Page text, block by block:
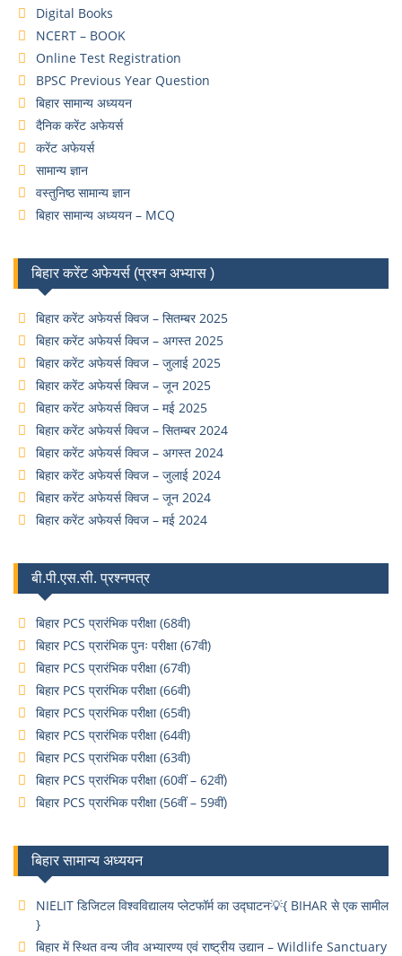
Digital Books
NCERT – BOOK
Online Test Registration
BPSC Previous Year Question
बिहार सामान्य अध्ययन
दैनिक करेंट अफेयर्स
करेंट अफेयर्स
सामान्य ज्ञान
वस्तुनिष्ठ सामान्य ज्ञान
बिहार सामान्य अध्ययन – MCQ
बिहार करेंट अफेयर्स (प्रश्न अभ्यास )
बिहार करेंट अफेयर्स क्विज – सितम्बर 2025
बिहार करेंट अफेयर्स क्विज – अगस्त 2025
बिहार करेंट अफेयर्स क्विज – जुलाई 2025
बिहार करेंट अफेयर्स क्विज – जून 2025
बिहार करेंट अफेयर्स क्विज – मई 2025
बिहार करेंट अफेयर्स क्विज – सितम्बर 2024
बिहार करेंट अफेयर्स क्विज – अगस्त 2024
बिहार करेंट अफेयर्स क्विज – जुलाई 2024
बिहार करेंट अफेयर्स क्विज – जून 2024
बिहार करेंट अफेयर्स क्विज – मई 2024
बी.पी.एस.सी. प्रश्नपत्र
बिहार PCS प्रारंभिक परीक्षा (68वी)
बिहार PCS प्रारंभिक पुनः परीक्षा (67वी)
बिहार PCS प्रारंभिक परीक्षा (67वी)
बिहार PCS प्रारंभिक परीक्षा (66वी)
बिहार PCS प्रारंभिक परीक्षा (65वी)
बिहार PCS प्रारंभिक परीक्षा (64वी)
बिहार PCS प्रारंभिक परीक्षा (63वी)
बिहार PCS प्रारंभिक परीक्षा (60वीं – 62वीं)
बिहार PCS प्रारंभिक परीक्षा (56वीं – 59वीं)
बिहार सामान्य अध्ययन
NIELIT डिजिटल विश्वविद्यालय प्लेटफॉर्म का उद्घाटन💡{ BIHAR से एक सामील
}
बिहार में स्थित वन्य जीव अभ्यारण्य एवं राष्ट्रीय उद्यान – Wildlife Sanctuary